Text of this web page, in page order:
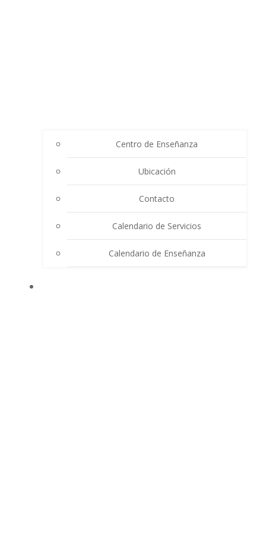
Centro de Enseñanza
Ubicación
Contacto
Calendario de Servicios
Calendario de Enseñanza